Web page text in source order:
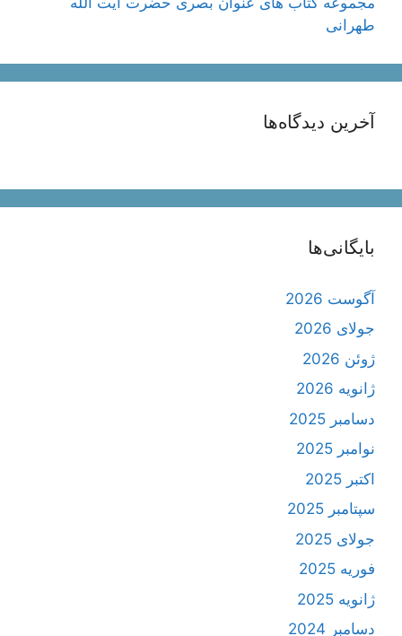
طهرانی
آخرین دیدگاه‌ها
بایگانی‌ها
آگوست 2026
جولای 2026
ژوئن 2026
ژانویه 2026
دسامبر 2025
نوامبر 2025
اکتبر 2025
سپتامبر 2025
جولای 2025
فوریه 2025
ژانویه 2025
دسامبر 2024